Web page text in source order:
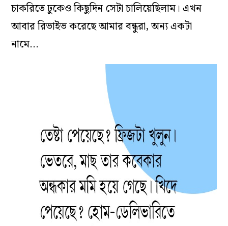
চাকরিতে ঢুকেও কিছুদিন সেটা চালিয়েছিলাম। এখন
আবার রিভাইভ করেছে আমার বন্ধুরা, অন্য একটা
নামে…